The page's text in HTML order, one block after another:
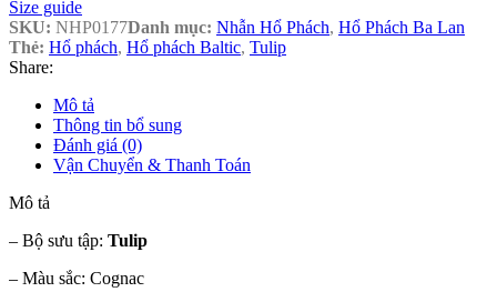
Size guide
SKU: NHP0177Danh mục: Nhẫn Hổ Phách, Hổ Phách Ba Lan
Thẻ: Hổ phách, Hổ phách Baltic, Tulip
Share:
Mô tả
Thông tin bổ sung
Đánh giá (0)
Vận Chuyển & Thanh Toán
Mô tả
– Bộ sưu tập: Tulip
– Màu sắc: Cognac